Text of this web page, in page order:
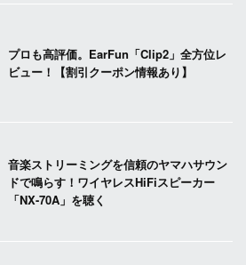
プロも高評価。EarFun「Clip2」全方位レ
ビュー！【割引クーポン情報あり】
音楽ストリーミングを信頼のヤマハサウン
ドで鳴らす！ワイヤレスHiFiスピーカー
「NX-70A」を聴く